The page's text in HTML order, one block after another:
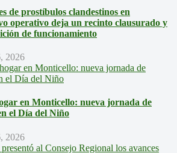
de prostíbulos clandestinos en
operativo deja un recinto clausurado y
de funcionamiento
2026
en Monticello: nueva jornada de
el Día del Niño
2026